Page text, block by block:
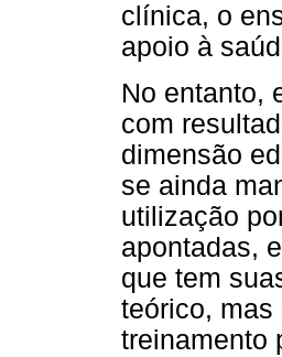
clínica, o
apoio à
No entanto,
com
dimensão
se ainda
utilização
apontadas,
que tem
teórico,
treinamento